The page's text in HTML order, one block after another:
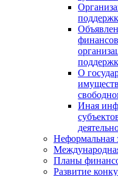
О
Иная
Неформальная
Планы
Развитие